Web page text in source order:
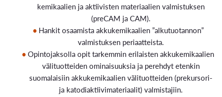
kemikaalien ja aktiivisten materiaalien valmistuksen
(preCAM ja CAM).
Hankit osaamista akkukemikaalien ”alkutuotannon”
valmistuksen periaatteista.
Opintojaksolla opit tarkemmin erilaisten akkukemikaalien
välituotteiden ominaisuuksia ja perehdyt etenkin
suomalaisiin akkukemikaalien välituotteiden (prekursori-
ja katodiaktiivimateriaalit) valmistajiin.